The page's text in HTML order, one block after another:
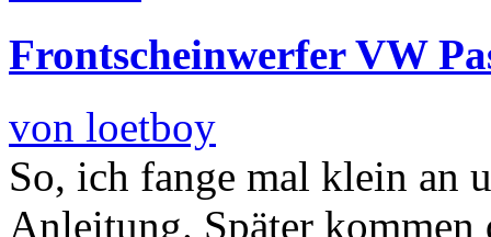
Frontscheinwerfer VW
von loetboy
So, ich fange mal klein an
Anleitung. Später kommen